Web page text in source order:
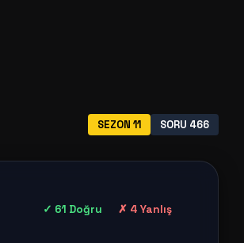
SEZON 11 SORU 466
✓ 61 Doğru ✗ 4 Yanlış